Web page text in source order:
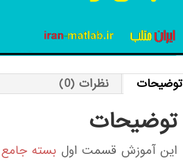
توضیحات نظرات (0)
توضیحات
این آموزش قسمت اول بسته